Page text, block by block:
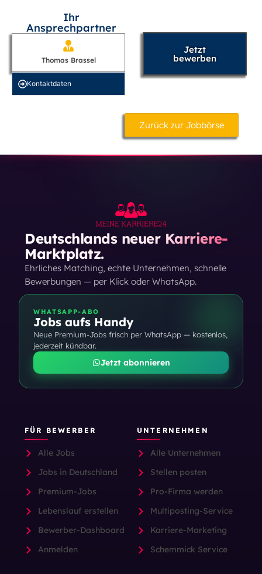
Ihr
Ansprechpartner
Thomas Brassel
Kontakt­daten
Jetzt
bewerben
Zurück zur Jobbörse
Deutschlands neuer Karriere-
Marktplatz.
Ehrliches Matching, echte Unternehmen, schnelle
Bewerbungen — per Klick oder WhatsApp.
WHATSAPP-ABO
Jobs aufs Handy
Neue Premium-Jobs frisch per WhatsApp — kostenlos,
jederzeit kündbar.
Jetzt abonnieren
FÜR BEWERBER
Alle Jobs
Jobs in Deutschland
Premium-Jobs
Lebenslauf erstellen
Bewerber-Dashboard
Anmelden
UNTERNEHMEN
Alle Unternehmen
Stellen posten
Pro-Firma werden
Multiposting-Service
Karriere-Marketing
Schemmick Service